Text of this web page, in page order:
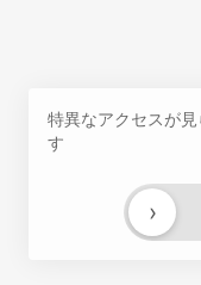
特異なアクセスが
す
›